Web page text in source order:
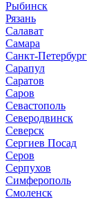
Рыбинск
Рязань
Салават
Самара
Санкт-Петербург
Сарапул
Саратов
Саров
Севастополь
Северодвинск
Северск
Сергиев Посад
Серов
Серпухов
Симферополь
Смоленск